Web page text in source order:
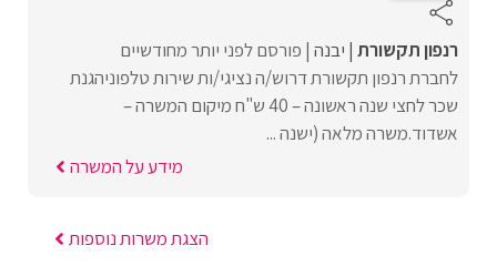
רנפון תקשורת יבנה פורסם לפני יותר מחודשיים
לחברת רנפון תקשורת דרוש/ה נציגי/ות שירות טלפוניהגנת
שכר לחצי שנה ראשונה – 40 ש"ח מיקום המשרה –
אשדוד.משרה מלאה (ישנה ...
מידע על המשרה
הצגת משרות נוספות